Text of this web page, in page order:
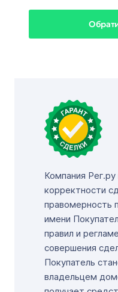
Компания
корректности
правомерность
имени
правил и
совершения
Покупатель
владельцем